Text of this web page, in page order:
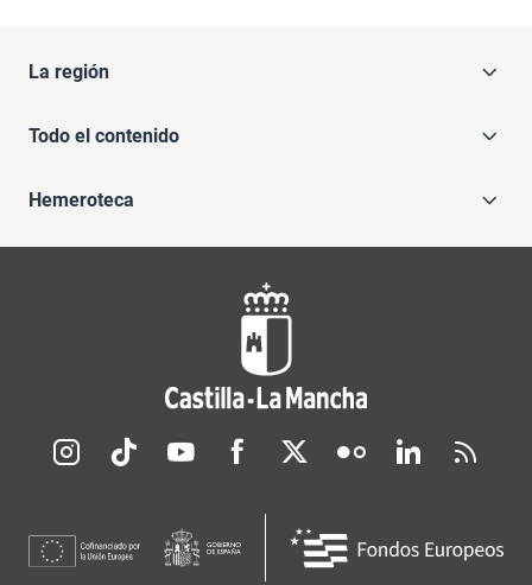
La región
Todo el contenido
Hemeroteca
Redes sociales JCCM